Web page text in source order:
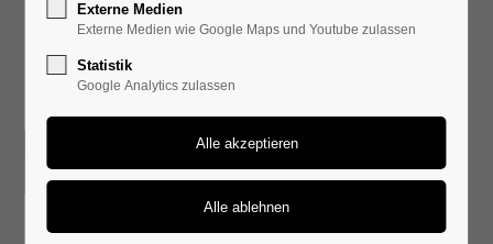
Anmelden
Lost your password?
März 2024
Eindrückliche
historische
Exkursion für
Abiturienten des
Externe Medien
Externe Medien wie Google Maps und Youtube zulassen
Statistik
Google Analytics zulassen